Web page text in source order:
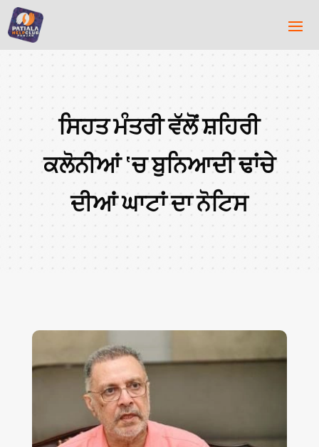
ਸਿਹਤ ਮੰਤਰੀ ਵੱਲੋਂ ਸ਼ਹਿਰੀ
ਕਲੋਨੀਆਂ ‘ਚ ਬੁਨਿਆਦੀ ਢਾਂਚੇ
ਦੀਆਂ ਘਾਟਾਂ ਦਾ ਨੋਟਿਸ